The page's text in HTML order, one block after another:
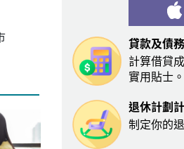
貸款及債
計算借貸
實用貼士。
退休計劃
制定你的